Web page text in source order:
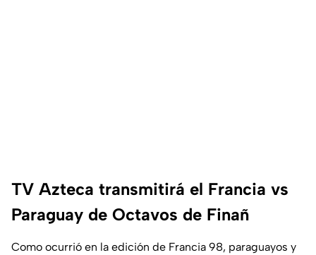
TV Azteca transmitirá el Francia vs
Paraguay de Octavos de Finañ
Como ocurrió en la edición de Francia 98, paraguayos y